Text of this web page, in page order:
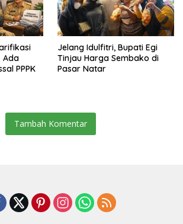
Ada
PPPK
Jelang Idulfitri, Bupati Egi
Tinjau Harga Sembako di
Pasar Natar
Tambah Komentar